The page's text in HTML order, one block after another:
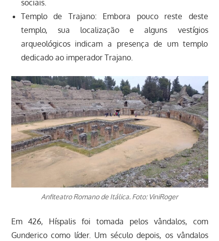
sociais.
Templo de Trajano: Embora pouco reste deste
templo, sua localização e alguns vestígios
arqueológicos indicam a presença de um templo
dedicado ao imperador Trajano.
Anfiteatro Romano de Itálica. Foto: ViniRoger
Em 426, Híspalis foi tomada pelos vândalos, com
Gunderico como líder. Um século depois, os vândalos